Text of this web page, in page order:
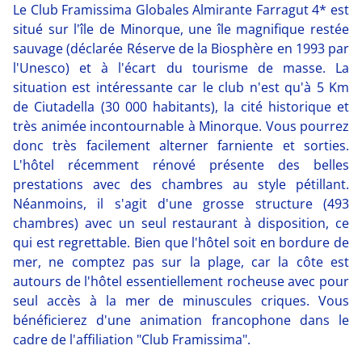
Le Club Framissima Globales Almirante Farragut 4* est
situé sur l'île de Minorque, une île magnifique restée
sauvage (déclarée Réserve de la Biosphère en 1993 par
l'Unesco) et à l'écart du tourisme de masse. La
situation est intéressante car le club n'est qu'à 5 Km
de Ciutadella (30 000 habitants), la cité historique et
très animée incontournable à Minorque. Vous pourrez
donc très facilement alterner farniente et sorties.
L'hôtel récemment rénové présente des belles
prestations avec des chambres au style pétillant.
Néanmoins, il s'agit d'une grosse structure (493
chambres) avec un seul restaurant à disposition, ce
qui est regrettable. Bien que l'hôtel soit en bordure de
mer, ne comptez pas sur la plage, car la côte est
autours de l'hôtel essentiellement rocheuse avec pour
seul accès à la mer de minuscules criques. Vous
bénéficierez d'une animation francophone dans le
cadre de l'affiliation "Club Framissima".